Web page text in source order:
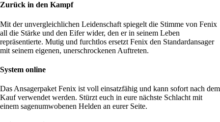
Zurück in den Kampf
Mit der unvergleichlichen Leidenschaft spiegelt die Stimme von Fenix
all die Stärke und den Eifer wider, den er in seinem Leben
repräsentierte. Mutig und furchtlos ersetzt Fenix den Standardansager
mit seinem eigenen, unerschrockenen Auftreten.
System online
Das Ansagerpaket Fenix ist voll einsatzfähig und kann sofort nach dem
Kauf verwendet werden. Stürzt euch in eure nächste Schlacht mit
einem sagenumwobenen Helden an eurer Seite.